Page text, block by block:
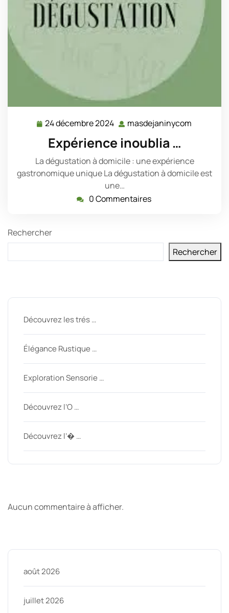
24 décembre 2024 24
décembre
2024
masdejaninycom
Expérience inoublia …
La dégustation à domicile : une expérience
gastronomique unique La dégustation à domicile est
une…
0 Commentaires
Rechercher
Rechercher
Découvrez les trés …
Élégance Rustique …
Exploration Sensorie …
Découvrez l’O …
Découvrez l’� …
Aucun commentaire à afficher.
août 2026
juillet 2026